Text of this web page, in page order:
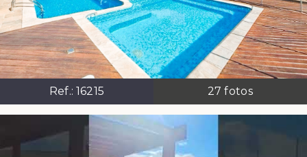
Ref.: 16215 27 fotos